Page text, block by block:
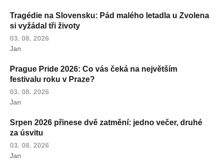
Tragédie na Slovensku: Pád malého letadla u Zvolena
si vyžádal tři životy
03. 08. 2026
Jan
Prague Pride 2026: Co vás čeká na největším
festivalu roku v Praze?
03. 08. 2026
Jan
Srpen 2026 přinese dvě zatmění: jedno večer, druhé
za úsvitu
03. 08. 2026
Jan